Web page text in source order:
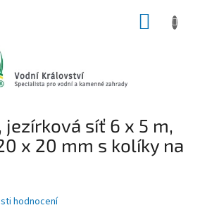
jezírková síť 6 x 5 m,
x 20 mm s kolíky na
hodnocení